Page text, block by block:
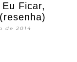
Ficar,
de 2014